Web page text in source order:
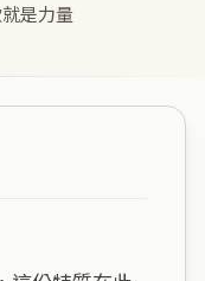
是力量